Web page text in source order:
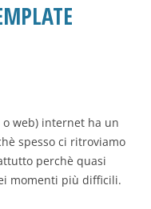
web) internet ha un
spesso ci ritroviamo
perchè quasi
momenti più difficili.